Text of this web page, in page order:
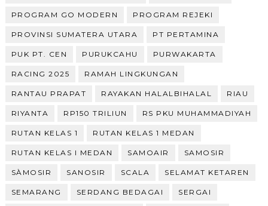
PROGRAM GO MODERN PROGRAM REJEKI
PROVINSI SUMATERA UTARA PT PERTAMINA
PUK PT. CEN PURUKCAHU PURWAKARTA
RACING 2025 RAMAH LINGKUNGAN
RANTAU PRAPAT RAYAKAN HALALBIHALAL RIAU
RIYANTA RP150 TRILIUN RS PKU MUHAMMADIYAH
RUTAN KELAS 1 RUTAN KELAS 1 MEDAN
RUTAN KELAS I MEDAN SAMOAIR SAMOSIR
SÀMOSIR SANOSIR SCALA SELAMAT KETAREN
SEMARANG SERDANG BEDAGAI SERGAI